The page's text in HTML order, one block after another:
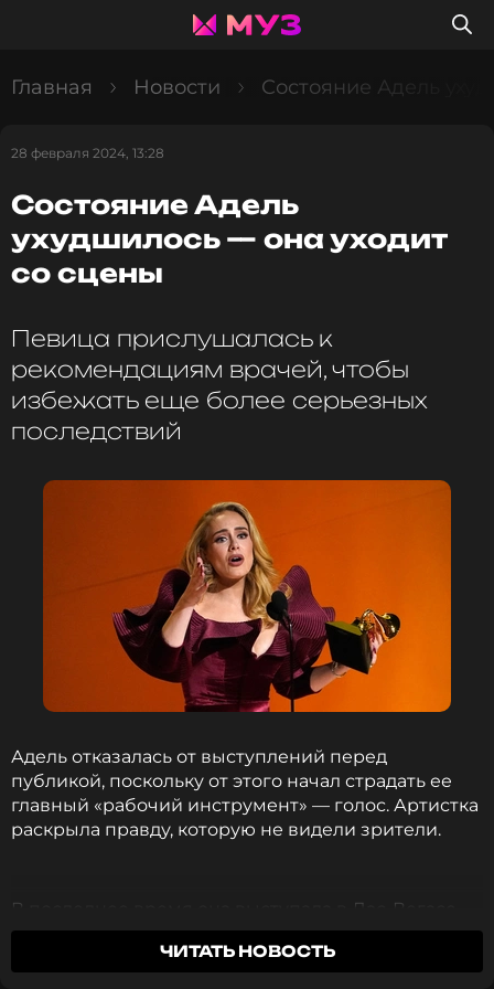
Главная Новости Состояние Адель
28 февраля 2024, 13:28
Состояние Адель
ухудшилось — она уходит
со сцены
Певица прислушалась к
рекомендациям врачей, чтобы
избежать еще более серьезных
последствий
Адель отказалась от выступлений перед
публикой, поскольку от этого начал страдать ее
главный «рабочий инструмент» — голос. Артистка
раскрыла правду, которую не видели зрители.
В последнее время она выступала в Лас-Вегасе,
но теперь вынуждена закончить свою
резиденцию. Артистка призналась, что болела на
ЧИТАТЬ НОВОСТЬ